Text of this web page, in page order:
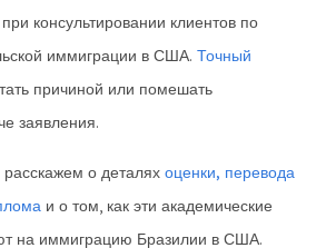
консультировании клиентов по
иммиграции в США. Точный
причиной или помешать
заявления.
о деталях оценки, перевода
и о том, как эти академические
на иммиграцию Бразилии в США.